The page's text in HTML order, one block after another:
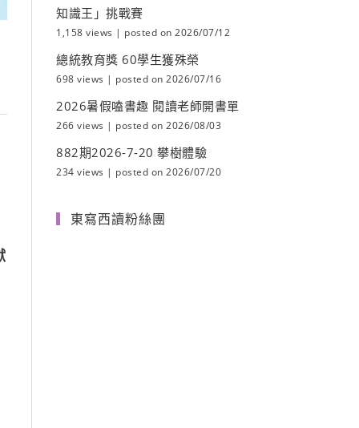
知識王」挑戰賽
1,158 views | posted on 2026/07/12
總統教育獎 60學生獲殊榮
698 views | posted on 2026/07/16
2026暑假嗑書趣 閱讀老師開書單
266 views | posted on 2026/08/03
882期2026-7-20 攀樹體驗
234 views | posted on 2026/07/20
東寫西讀粉絲團